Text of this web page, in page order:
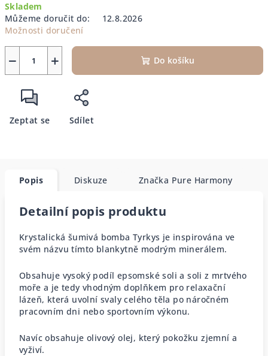
cena:
Skladem
Můžeme doručit do:
12.8.2026
Možnosti doručení
+
− Do košíku
Zeptat se Sdílet
Popis Diskuze Značka Pure Harmony
Detailní popis produktu
Krystalická šumivá bomba Tyrkys je inspirována ve
svém názvu tímto blankytně modrým minerálem.
Obsahuje vysoký podíl epsomské soli a soli z mrtvého
moře a je tedy vhodným doplňkem pro relaxační
lázeň, která uvolní svaly celého těla po náročném
pracovním dni nebo sportovním výkonu.
Navíc obsahuje olivový olej, který pokožku zjemní a
vyživí.